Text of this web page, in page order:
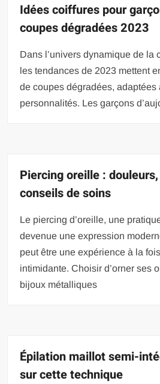
Idées coiffures pour
coupes dégradées 2023
Dans l’univers dynamique de la
les tendances de 2023 mettent
de coupes dégradées, adaptées
personnalités. Les garçons
Piercing oreille :
conseils de soins
Le piercing d’oreille, une
devenue une expression
peut être une expérience à la
intimidante. Choisir d’orner ses
bijoux métalliques
Épilation maillot semi-
sur cette technique